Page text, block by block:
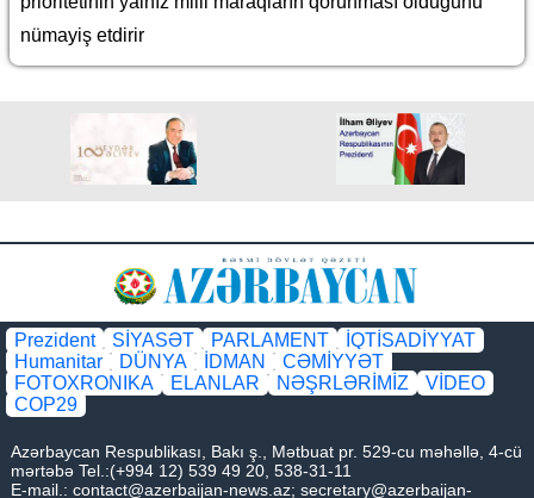
nümayiş etdirir
Prezident SİYASƏT PARLAMENT
İQTİSADİYYAT
Humanitar
DÜNYA İDMAN
CƏMİYYƏT
FOTOXRONIKA
ELANLAR NƏŞRLƏRİMİZ
VİDEO
COP29
Azərbaycan Respublikası, Bakı ş., Mətbuat pr. 529-cu məhəllə, 4-cü
mərtəbə Tel.:(+994 12) 539 49 20, 538-31-11
E-mail.: contact@azerbaijan-news.az; secretary@azerbaijan-